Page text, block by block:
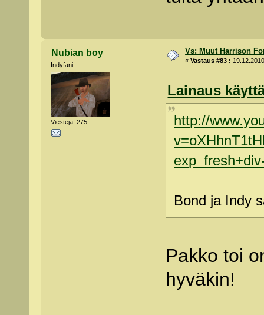
Nubian boy
Indyfani
Viestejä: 275
Vs: Muut Harrison
«Vastaus #83 :
Lainaus
http://
Bond ja Indy
Pakko toi
hyväkin!